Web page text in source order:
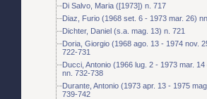
Di Salvo, Maria ([1973]) n. 717
Diaz, Furio (1968 set. 6 - 1973 mar. 26)
Dichter, Daniel (s.a. mag. 13) n. 721
Doria, Giorgio (1968 ago. 13 - 1974 nov.
722-731
Ducci, Antonio (1966 lug. 2 - 1973 mar. 14
nn. 732-738
Durante, Antonio (1973 apr. 13 - 1975
739-742